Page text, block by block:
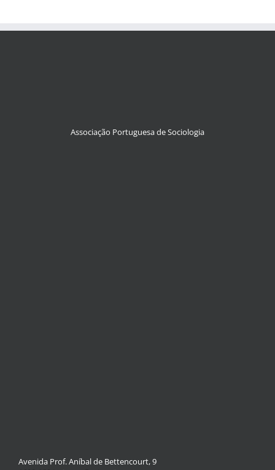
Associação Portuguesa de Sociologia
Avenida Prof. Aníbal de Bettencourt, 9